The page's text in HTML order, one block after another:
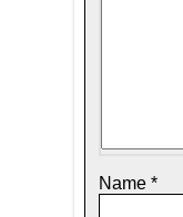
Name *